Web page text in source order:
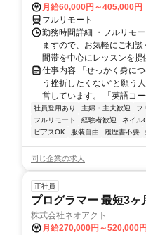
月給60,000円～405,000円
フルリモート
勤務時間詳細 ・フルリモ
ますので、お気軽にご相
間帯を中心にレッスンを提
仕事内容 「せっかく身に
う挫折したくない”と願う
営しています。 「英語コ
社員登用あり 主婦・主夫歓迎 フ
フルリモート
経験者歓迎 ネイル
ピアスOK
服装自由 履歴書不要
同じ企業の求人
正社員
プログラマー 最短3ヶ
株式会社ネオアクト
月給270,000円～520,000円